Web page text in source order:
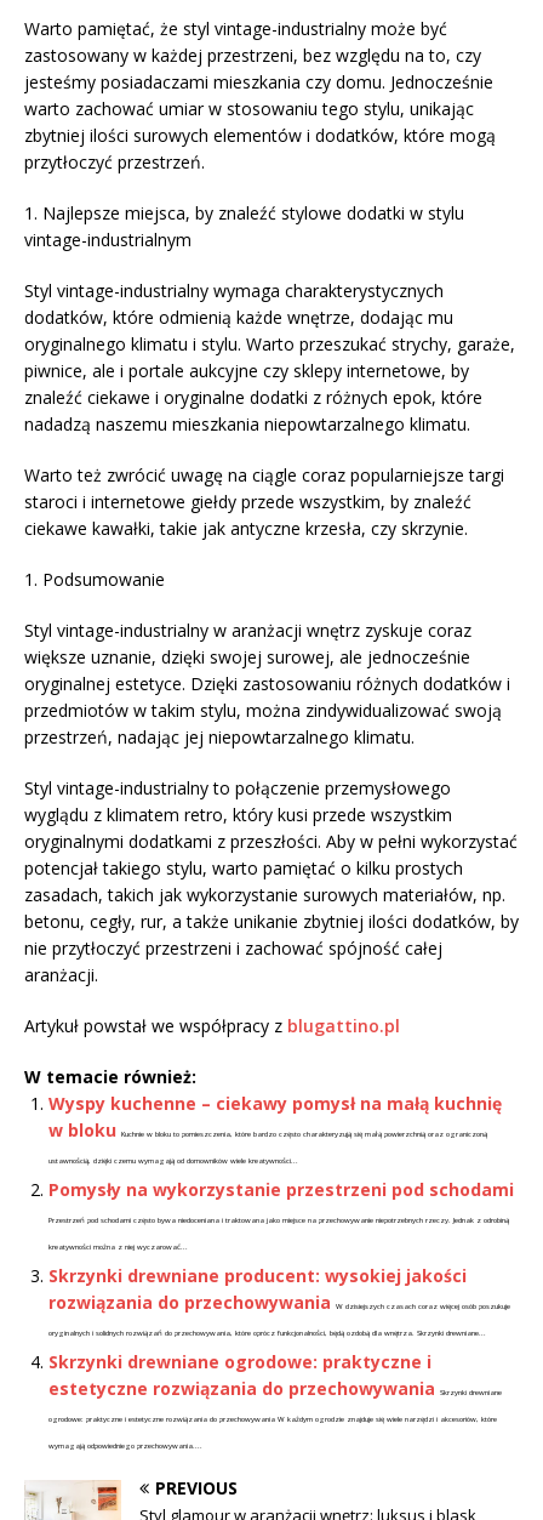
Warto pamiętać, że styl vintage-industrialny może być
zastosowany w każdej przestrzeni, bez względu na to, czy
jesteśmy posiadaczami mieszkania czy domu. Jednocześnie
warto zachować umiar w stosowaniu tego stylu, unikając
zbytniej ilości surowych elementów i dodatków, które mogą
przytłoczyć przestrzeń.
1. Najlepsze miejsca, by znaleźć stylowe dodatki w stylu
vintage-industrialnym
Styl vintage-industrialny wymaga charakterystycznych
dodatków, które odmienią każde wnętrze, dodając mu
oryginalnego klimatu i stylu. Warto przeszukać strychy, garaże,
piwnice, ale i portale aukcyjne czy sklepy internetowe, by
znaleźć ciekawe i oryginalne dodatki z różnych epok, które
nadadzą naszemu mieszkania niepowtarzalnego klimatu.
Warto też zwrócić uwagę na ciągle coraz popularniejsze targi
staroci i internetowe giełdy przede wszystkim, by znaleźć
ciekawe kawałki, takie jak antyczne krzesła, czy skrzynie.
1. Podsumowanie
Styl vintage-industrialny w aranżacji wnętrz zyskuje coraz
większe uznanie, dzięki swojej surowej, ale jednocześnie
oryginalnej estetyce. Dzięki zastosowaniu różnych dodatków i
przedmiotów w takim stylu, można zindywidualizować swoją
przestrzeń, nadając jej niepowtarzalnego klimatu.
Styl vintage-industrialny to połączenie przemysłowego
wyglądu z klimatem retro, który kusi przede wszystkim
oryginalnymi dodatkami z przeszłości. Aby w pełni wykorzystać
potencjał takiego stylu, warto pamiętać o kilku prostych
zasadach, takich jak wykorzystanie surowych materiałów, np.
betonu, cegły, rur, a także unikanie zbytniej ilości dodatków, by
nie przytłoczyć przestrzeni i zachować spójność całej
aranżacji.
Artykuł powstał we współpracy z blugattino.pl
W temacie również:
Wyspy kuchenne – ciekawy pomysł na małą kuchnię
w bloku
Kuchnie w bloku to pomieszczenia, które bardzo często charakteryzują się małą powierzchnią oraz ograniczoną
ustawnością, dzięki czemu wymagają od domowników wiele kreatywności...
Pomysły na wykorzystanie przestrzeni pod schodami
Przestrzeń pod schodami często bywa niedoceniana i traktowana jako miejsce na przechowywanie niepotrzebnych rzeczy. Jednak z odrobiną
kreatywności można z niej wyczarować...
Skrzynki drewniane producent: wysokiej jakości
rozwiązania do przechowywania
W dzisiejszych czasach coraz więcej osób poszukuje
oryginalnych i solidnych rozwiązań do przechowywania, które oprócz funkcjonalności, będą ozdobą dla wnętrza. Skrzynki drewniane...
Skrzynki drewniane ogrodowe: praktyczne i
estetyczne rozwiązania do przechowywania
Skrzynki drewniane
ogrodowe: praktyczne i estetyczne rozwiązania do przechowywania W każdym ogrodzie znajduje się wiele narzędzi i akcesoriów, które
wymagają odpowiedniego przechowywania....
PREVIOUS
Styl glamour w aranżacji wnętrz: luksus i blask